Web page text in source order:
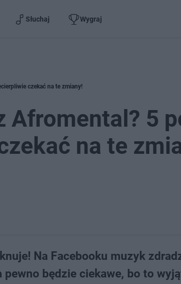
Słuchaj Wygraj
czekać na te zmiany!
Afromental? 5
na te
Na Facebooku muzyk
będzie ciekawe, bo to